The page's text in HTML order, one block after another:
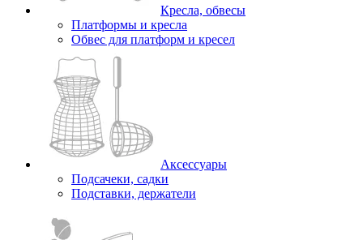
Кресла, обвесы
Платформы и кресла
Обвес для платформ и кресел
Аксессуары
Подсачеки, садки
Подставки, держатели